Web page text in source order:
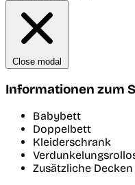
Close modal
Informationen zum
Babybett
Doppelbett
Kleiderschrank
Zusätzliche Decken